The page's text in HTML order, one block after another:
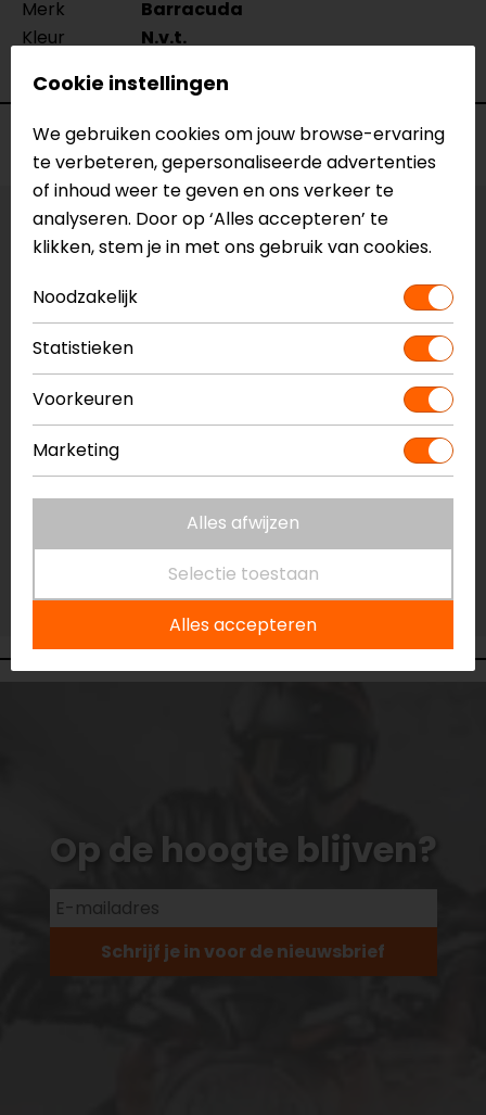
Merk
Barracuda
Kleur
N.v.t.
Voorraad
Maat:27,4 mm
Laatst beschikbare maat!
Vestiging Apeldoorn
Niet op voorraad
Vestiging Breda
Niet op voorraad
Vestiging Capelle a/d IJssel
Niet op voorraad
Vestiging Eindhoven
Niet op voorraad
Niet op voorraad
Op de hoogte blijven?
Schrijf je in voor de nieuwsbrief
Cookie instellingen
We gebruiken cookies om jouw browse-ervaring
te verbeteren, gepersonaliseerde advertenties
of inhoud weer te geven en ons verkeer te
analyseren. Door op ‘Alles accepteren’ te
klikken, stem je in met ons gebruik van cookies.
Noodzakelijk
Statistieken
Voorkeuren
Marketing
Alles afwijzen
Selectie toestaan
Alles accepteren